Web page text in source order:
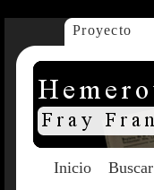
Proyecto
Inicio Buscar